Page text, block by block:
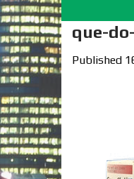
que-
Published